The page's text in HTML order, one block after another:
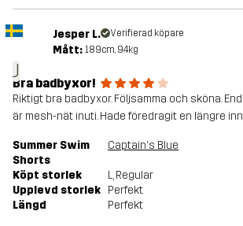
J
Jesper L. Verifierad köpare
Mått: 189cm, 94kg
Bra badbyxor!
Riktigt bra badbyxor. Följsamma och sköna.
är mesh-nät inuti. Hade föredragit en längre
Summer Swim
Shorts
Captain's Blue
Köpt storlek L, Regular
Upplevd storlek Perfekt
Längd
Perfekt